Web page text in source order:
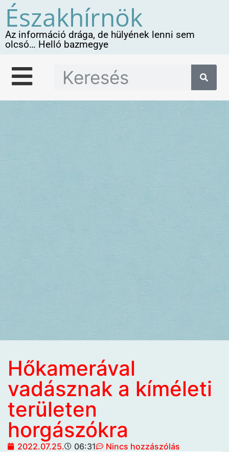
Északhírnök
Az információ drága, de hülyének lenni sem
olcsó… Helló bazmegye
Hőkamerával
vadásznak a kíméleti
területen
horgászókra
2022.07.25. 06:31 Nincs hozzászólás